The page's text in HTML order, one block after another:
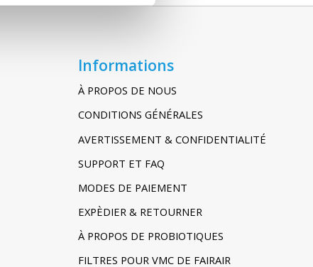
Informations
À PROPOS DE NOUS
CONDITIONS GÉNÉRALES
AVERTISSEMENT & CONFIDENTIALITÉ
SUPPORT ET FAQ
MODES DE PAIEMENT
EXPÈDIER & RETOURNER
À PROPOS DE PROBIOTIQUES
FILTRES POUR VMC DE FAIRAIR